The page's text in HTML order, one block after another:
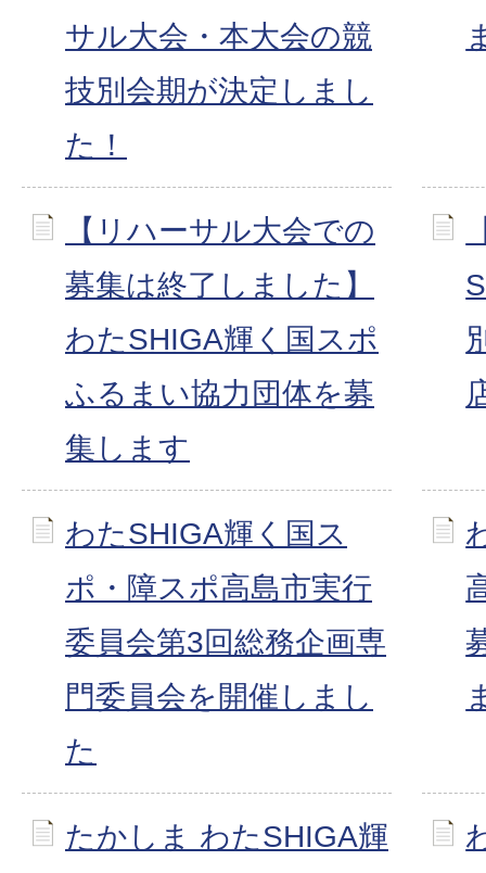
サル大会・本大会の競
技別会期が決定しまし
た！
【リハーサル大会での
募集は終了しました】
わたSHIGA輝く国スポ
ふるまい協力団体を募
集します
わたSHIGA輝く国ス
ポ・障スポ高島市実行
委員会第3回総務企画専
門委員会を開催しまし
た
たかしま わたSHIGA輝